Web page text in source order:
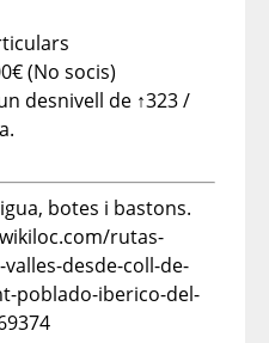
(No socis)
desnivell de ↑323 /
botes i bastons.
rutas-
desde-coll-de-
poblado-iberico-del-